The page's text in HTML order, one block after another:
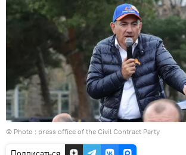
© Photo : press office of the Civil Contract Party